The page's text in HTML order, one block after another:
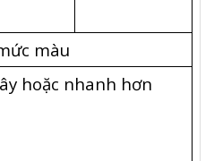
màu
hoặc nhanh hơn